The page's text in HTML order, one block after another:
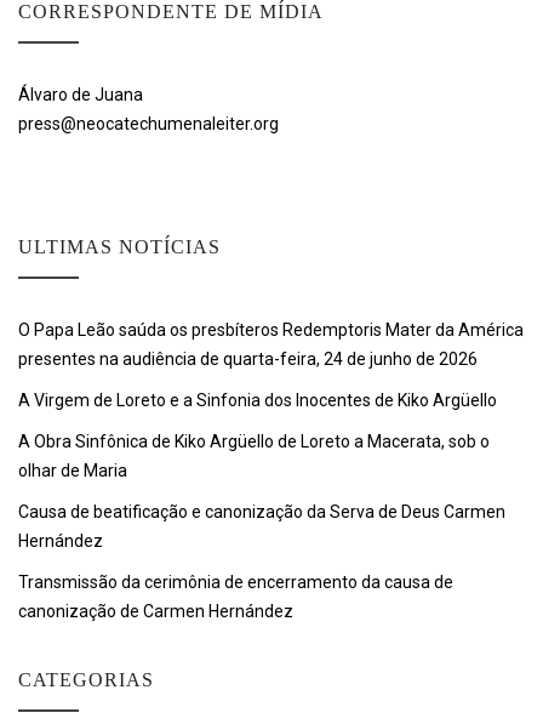
CORRESPONDENTE DE MÍDIA
Álvaro de Juana
press@neocatechumenaleiter.org
ULTIMAS NOTÍCIAS
O Papa Leão saúda os presbíteros Redemptoris Mater da América
presentes na audiência de quarta-feira, 24 de junho de 2026
A Virgem de Loreto e a Sinfonia dos Inocentes de Kiko Argüello
A Obra Sinfônica de Kiko Argüello de Loreto a Macerata, sob o
olhar de Maria
Causa de beatificação e canonização da Serva de Deus Carmen
Hernández
Transmissão da cerimônia de encerramento da causa de
canonização de Carmen Hernández
CATEGORIAS